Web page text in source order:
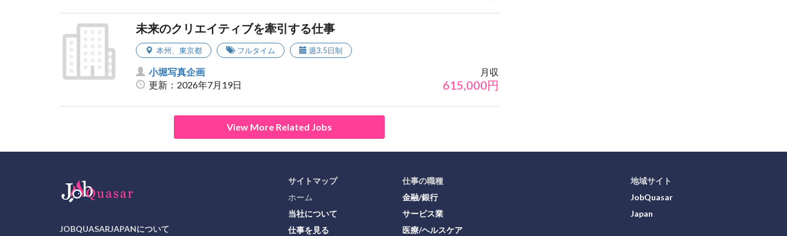
未来のクリエイティブを牽引する仕事
本州、 東京都 フルタイム 週3.5日制
小堀写真企画
更新：2026年7月19日
月収
615,000円
View More Related Jobs
JOBQUASARJAPANについて
サイトマップ
ホーム
当社について
仕事を見る
仕事の職種
金融/銀行
サービス業
医療/ヘルスケア
地域サイト
JobQuasar
Japan